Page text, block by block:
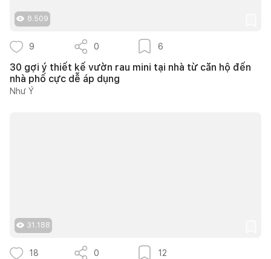
8.509
9 0 6
30 gợi ý thiết kế vườn rau mini tại nhà từ căn hộ đến
nhà phố cực dễ áp dụng
Như Ý
31.188
18 0 12